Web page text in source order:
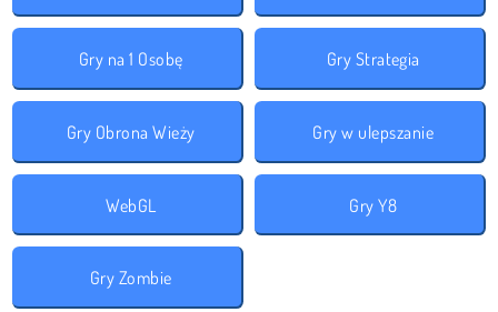
Gry na 1 Osobę Gry Strategia
Gry Obrona Wieży Gry w ulepszanie
WebGL Gry Y8
Gry Zombie